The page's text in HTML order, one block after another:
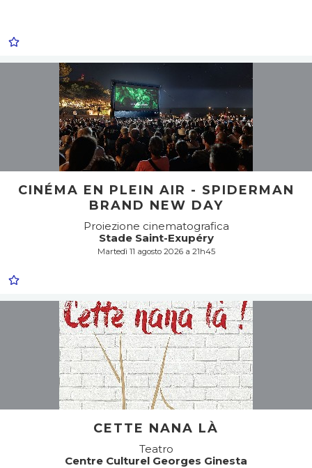
CINÉMA EN PLEIN AIR - SPIDERMAN
BRAND NEW DAY
Proiezione cinematografica
Stade Saint-Exupéry
Martedì 11 agosto 2026 a 21h45
CETTE NANA LÀ
Teatro
Centre Culturel Georges Ginesta